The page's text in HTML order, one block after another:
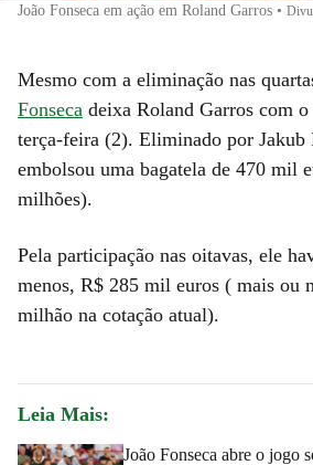
João Fonseca em ação em Roland Garros •
Mesmo com a eliminação nas
Fonseca deixa Roland Garros com
terça-feira (2). Eliminado por Jakub
embolsou uma bagatela de 470 mil
milhões).
Pela participação nas oitavas, ele
menos, R$ 285 mil euros ( mais ou
milhão na cotação atual).
Leia Mais:
João Fonseca abre o jogo